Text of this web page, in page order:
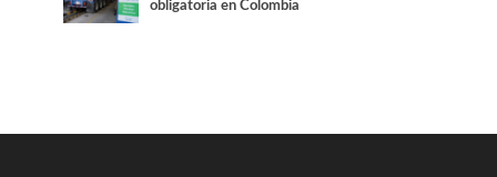
obligatoria en Colombia